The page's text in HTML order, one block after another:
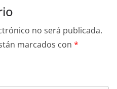
no será publicada.
marcados con *